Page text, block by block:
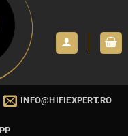
INFO@HIFIEXPERT.RO